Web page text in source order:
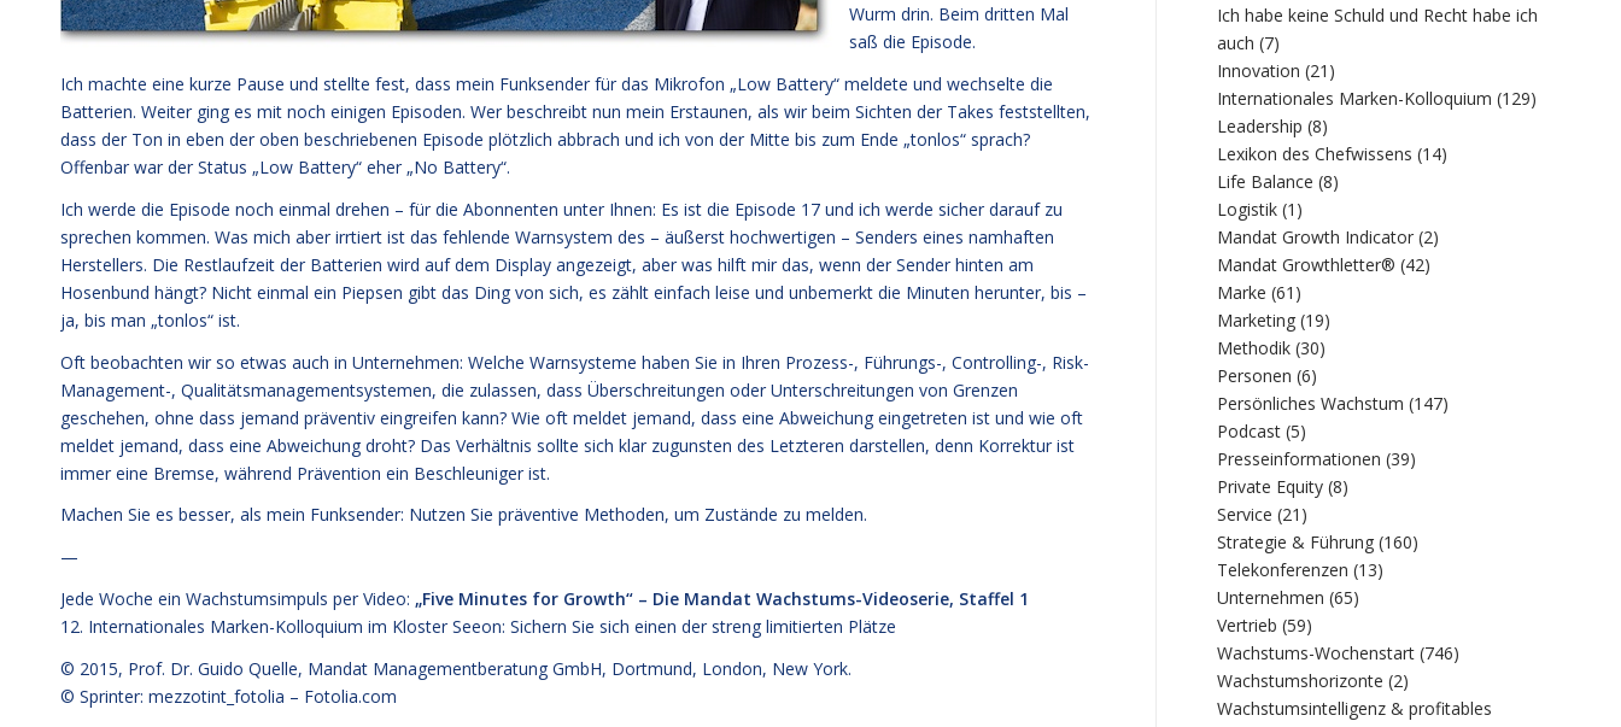
Wurm drin. Beim dritten Mal
saß die Episode.
Ich machte eine kurze Pause und stellte fest, dass mein Funksender für das Mikrofon „Low Battery“ meldete und wechselte die
Batterien. Weiter ging es mit noch einigen Episoden. Wer beschreibt nun mein Erstaunen, als wir beim Sichten der Takes feststellten,
dass der Ton in eben der oben beschriebenen Episode plötzlich abbrach und ich von der Mitte bis zum Ende „tonlos“ sprach?
Offenbar war der Status „Low Battery“ eher „No Battery“.
Ich werde die Episode noch einmal drehen – für die Abonnenten unter Ihnen: Es ist die Episode 17 und ich werde sicher darauf zu
sprechen kommen. Was mich aber irrtiert ist das fehlende Warnsystem des – äußerst hochwertigen – Senders eines namhaften
Herstellers. Die Restlaufzeit der Batterien wird auf dem Display angezeigt, aber was hilft mir das, wenn der Sender hinten am
Hosenbund hängt? Nicht einmal ein Piepsen gibt das Ding von sich, es zählt einfach leise und unbemerkt die Minuten herunter, bis –
ja, bis man „tonlos“ ist.
Oft beobachten wir so etwas auch in Unternehmen: Welche Warnsysteme haben Sie in Ihren Prozess-, Führungs-, Controlling-, Risk-
Management-, Qualitätsmanagementsystemen, die zulassen, dass Überschreitungen oder Unterschreitungen von Grenzen
geschehen, ohne dass jemand präventiv eingreifen kann? Wie oft meldet jemand, dass eine Abweichung eingetreten ist und wie oft
meldet jemand, dass eine Abweichung droht? Das Verhältnis sollte sich klar zugunsten des Letzteren darstellen, denn Korrektur ist
immer eine Bremse, während Prävention ein Beschleuniger ist.
Machen Sie es besser, als mein Funksender: Nutzen Sie präventive Methoden, um Zustände zu melden.
—
Jede Woche ein Wachstumsimpuls per Video: „Five Minutes for Growth“ – Die Mandat Wachstums-Videoserie, Staffel 1
12. Internationales Marken-Kolloquium im Kloster Seeon: Sichern Sie sich einen der streng limitierten Plätze
© 2015, Prof. Dr. Guido Quelle, Mandat Managementberatung GmbH, Dortmund, London, New York.
© Sprinter: mezzotint_fotolia – Fotolia.com
Ich habe keine Schuld und Recht habe ich
auch (7)
Innovation (21)
Internationales Marken-Kolloquium (129)
Leadership (8)
Lexikon des Chefwissens (14)
Life Balance (8)
Logistik (1)
Mandat Growth Indicator (2)
Mandat Growthletter® (42)
Marke (61)
Marketing (19)
Methodik (30)
Personen (6)
Persönliches Wachstum (147)
Podcast (5)
Presseinformationen (39)
Private Equity (8)
Service (21)
Strategie & Führung (160)
Telekonferenzen (13)
Unternehmen (65)
Vertrieb (59)
Wachstums-Wochenstart (746)
Wachstumshorizonte (2)
Wachstumsintelligenz & profitables